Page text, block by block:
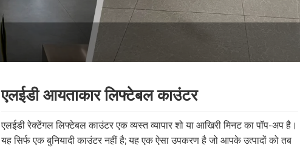
एलईडी आयताकार लिफ्टेबल काउंटर
एलईडी रेक्टेंगल लिफ्टेबल काउंटर एक व्यस्त व्यापार शो या आखिरी मिनट का पॉप-अप है।
यह सिर्फ एक बुनियादी काउंटर नहीं है; यह एक ऐसा उपकरण है जो आपके उत्पादों को तब